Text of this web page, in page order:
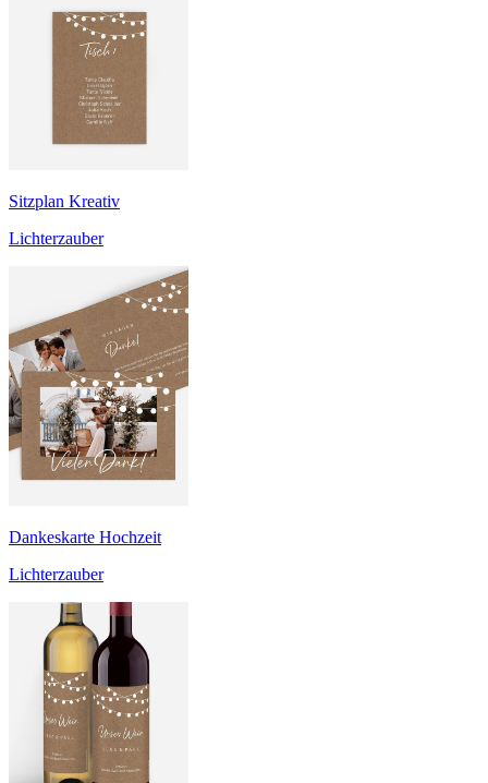
Sitzplan Kreativ
Lichterzauber
Dankeskarte Hochzeit
Lichterzauber